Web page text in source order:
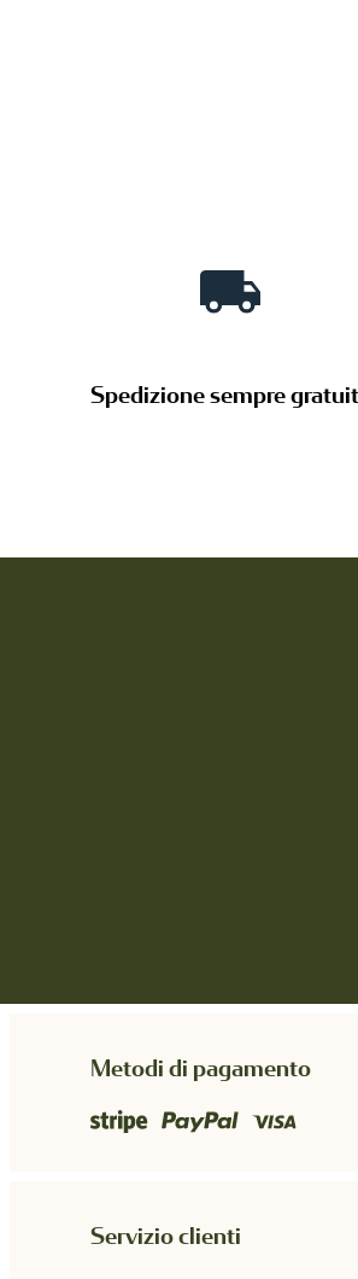
Spedizione sempre
Metodi di pagamento
Servizio clienti